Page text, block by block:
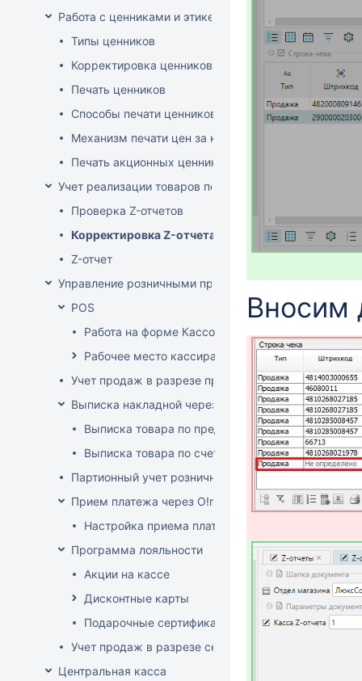
Работа с ценниками и этикетками
Типы ценников
Корректировка ценников
Печать ценников
Способы печати ценников
Механизм печати цен за килограмм/литр товара
Печать акционных ценников
Учет реализации товаров по кассе
Проверка Z-отчетов
Корректировка Z-отчета
Z-отчет
Управление розничными продажами
POS
Работа на форме Кассовые операции
Рабочее место кассира
Учет продаж в разрезе продавцов-консультантов
Выписка накладной через POS
Выписка товара по предоплате
Выписка товара по счет-фактуре
Партионный учет розничных продаж
Прием платежа через O!плати
Настройка приема платежей О!плати
Программа лояльности
Акции на кассе
Дисконтные карты
Подарочные сертификаты
Учет продаж в разрезе секций
Центральная касса
Вносим